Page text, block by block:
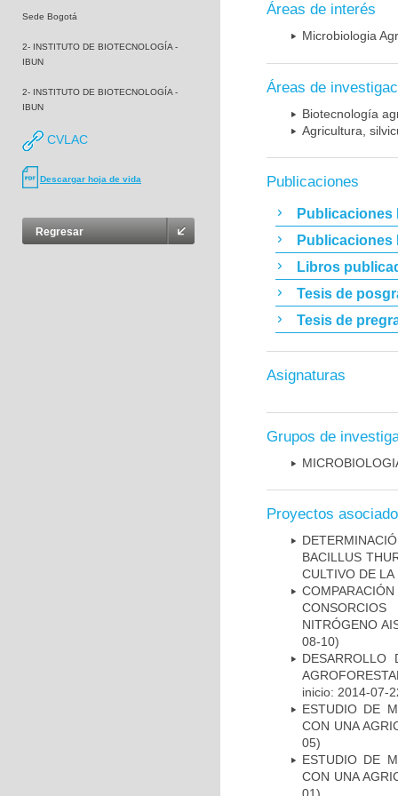
Sede Bogotá
2- INSTITUTO DE BIOTECNOLOGÍA -
IBUN
2- INSTITUTO DE BIOTECNOLOGÍA -
IBUN
CVLAC
Descargar hoja de vida
Regresar
Áreas de interés
Microbiologia
Áreas de
Biotecnología
Agricultura,
Publicaciones
Publicaciones
Publicaciones
Libros
Tesis de
Tesis de
Asignaturas
Grupos de
Proyectos
BACILLUS
CULTIVO DE LA
NITRÓGENO
08-10)
DESARROLLO
inicio: 2014-07-
ESTUDIO DE
CON UNA
05)
ESTUDIO DE
CON UNA